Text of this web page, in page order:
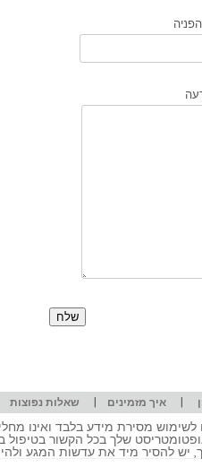
|איך מזמינים | שאלות נפוצות
מסירת מידע בלבד ואינו
שלך בכל הקשור
יש להסיר מיד את עדשות המגע